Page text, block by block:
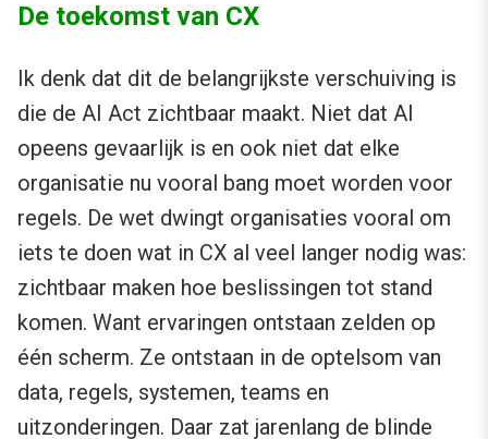
De toekomst van CX
Ik denk dat dit de belangrijkste verschuiving is
die de AI Act zichtbaar maakt. Niet dat AI
opeens gevaarlijk is en ook niet dat elke
organisatie nu vooral bang moet worden voor
regels. De wet dwingt organisaties vooral om
iets te doen wat in CX al veel langer nodig was:
zichtbaar maken hoe beslissingen tot stand
komen. Want ervaringen ontstaan zelden op
één scherm. Ze ontstaan in de optelsom van
data, regels, systemen, teams en
uitzonderingen. Daar zat jarenlang de blinde